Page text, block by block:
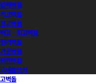
블랙벽돌
적고벽돌
청고벽돌
백고ㆍ회고벽돌
컬러벽돌
가공벽돌
유약벽돌
국내롱브릭
고벽돌